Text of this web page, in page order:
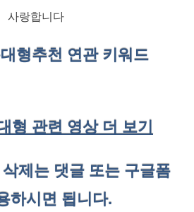
사랑합니다
형추천 연관 키워드
형 관련 영상 더 보기
제는 댓글 또는 구글폼
하시면 됩니다.